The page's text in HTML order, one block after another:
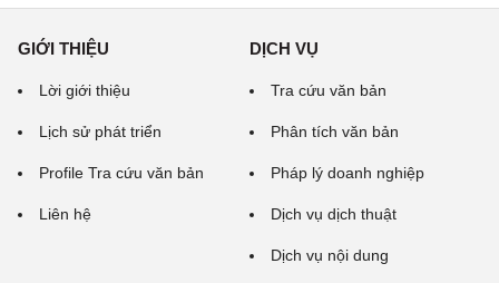
GIỚI THIỆU
Lời giới thiệu
Lịch sử phát triển
Profile Tra cứu văn bản
Liên hệ
DỊCH VỤ
Tra cứu văn bản
Phân tích văn bản
Pháp lý doanh nghiệp
Dịch vụ dịch thuật
Dịch vụ nội dung